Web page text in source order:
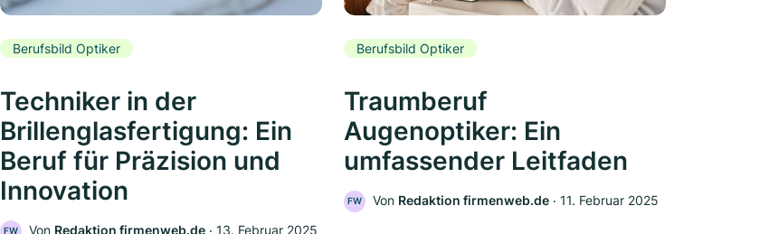
Berufsbild Optiker
Techniker in der
Brillenglasfertigung: Ein
Beruf für Präzision und
Innovation
FW Von Redaktion firmenweb.de ‧ 13. Februar 2025
Berufsbild Optiker
Traumberuf
Augenoptiker: Ein
umfassender Leitfaden
FW Von Redaktion firmenweb.de ‧ 11. Februar 2025